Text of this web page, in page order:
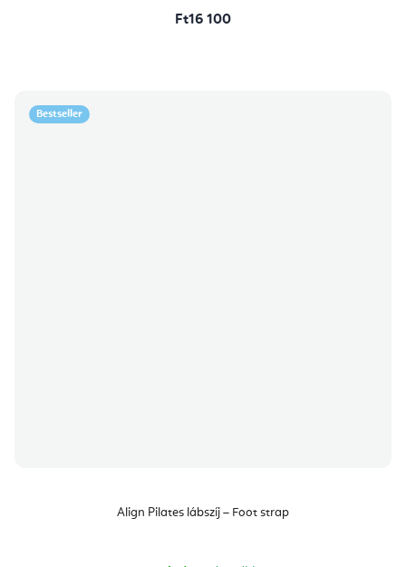
Ft16 100
Bestseller
Align Pilates lábszíj – Foot strap